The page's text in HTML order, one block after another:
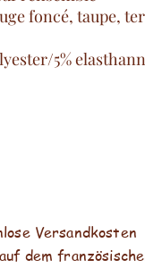
foncé, taupe,
5%
Versandkosten
dem